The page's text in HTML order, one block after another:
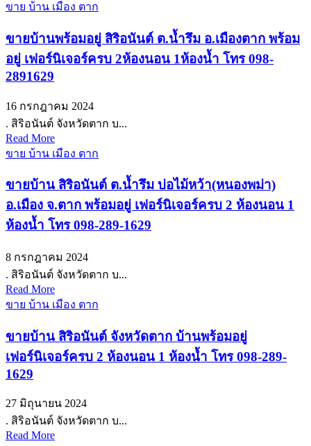
ขาย บ้าน เมือง ตาก
ขายบ้านพร้อมอยู่ สิริอนันต์ ต.น้ำรึม อ.เมืองตาก พร้อม
อยู่ เฟอร์นิเจอร์ครบ 2ห้องนอน 1ห้องน้ำ โทร 098-
2891629
16 กรกฎาคม 2024
. สิริอนันต์ จังหวัดตาก บ...
Read More
ขาย บ้าน เมือง ตาก
ขายบ้าน สิริอนันต์ ต.น้ำรึม บ่อไม้หว้า(หนองพม่า)
อ.เมือง จ.ตาก พร้อมอยู่ เฟอร์นิเจอร์ครบ 2 ห้องนอน 1
ห้องน้ำ โทร 098-289-1629
8 กรกฎาคม 2024
. สิริอนันต์ จังหวัดตาก บ...
Read More
ขาย บ้าน เมือง ตาก
ขายบ้าน สิริอนันต์ จังหวัดตาก บ้านพร้อมอยู่
เฟอร์นิเจอร์ครบ 2 ห้องนอน 1 ห้องน้ำ โทร 098-289-
1629
27 มิถุนายน 2024
. สิริอนันต์ จังหวัดตาก บ...
Read More